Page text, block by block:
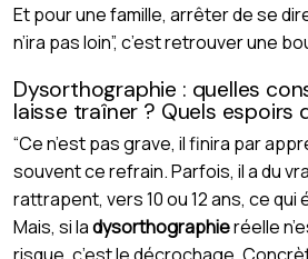
Et pour une famille, arrêter de se dire
n’ira pas loin”, c’est retrouver une
Dysorthographie : quelles
laisse traîner ? Quels espoirs
“Ce n’est pas grave, il finira par
souvent ce refrain. Parfois, il a du
rattrapent, vers 10 ou 12 ans, ce qui
Mais, si ladysorthographieréelle